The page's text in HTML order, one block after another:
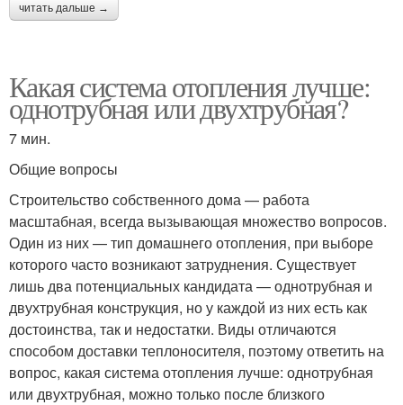
читать дальше →
Какая система отопления лучше:
однотрубная или двухтрубная?
7 мин.
Общие вопросы
Строительство собственного дома — работа
масштабная, всегда вызывающая множество вопросов.
Один из них — тип домашнего отопления, при выборе
которого часто возникают затруднения. Существует
лишь два потенциальных кандидата — однотрубная и
двухтрубная конструкция, но у каждой из них есть как
достоинства, так и недостатки. Виды отличаются
способом доставки теплоносителя, поэтому ответить на
вопрос, какая система отопления лучше: однотрубная
или двухтрубная, можно только после близкого